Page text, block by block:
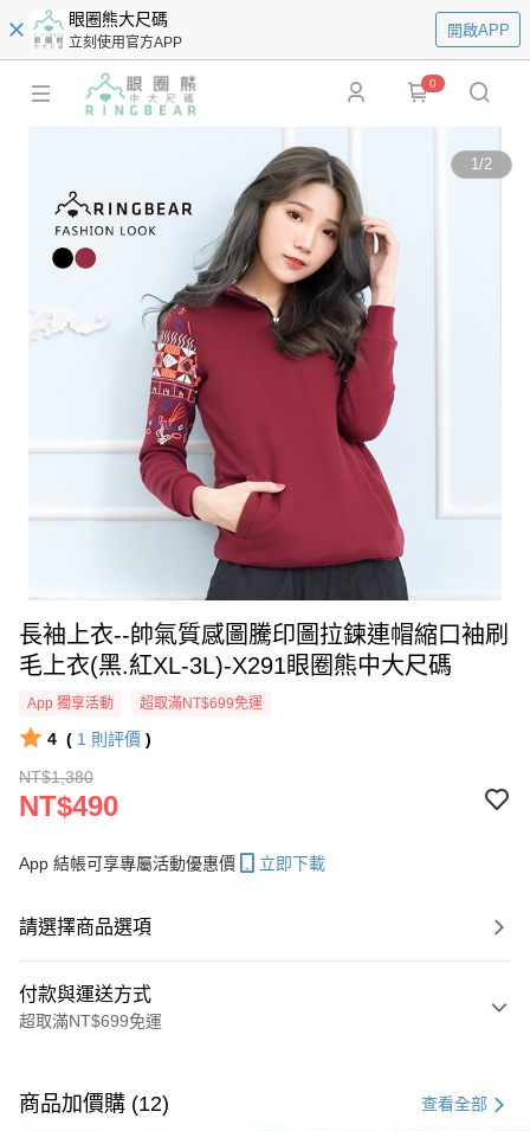
眼圈熊大尺碼
立刻使用官方APP
開啟APP
0
1/2
長袖上衣--帥氣質感圖騰印圖拉鍊連帽縮口袖刷
毛上衣(黑.紅XL-3L)-X291眼圈熊中大尺碼
App 獨享活動 超取滿NT$699免運
4 ( 1 則評價 )
NT$1,380
NT$490
App 結帳可享專屬活動優惠價 立即下載
請選擇商品選項
付款與運送方式
超取滿NT$699免運
信用卡一次付款
商品加價購 (12) 查看全部